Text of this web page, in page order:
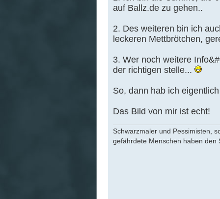
auf Ballz.de zu gehen..
2. Des weiteren bin ich
leckeren Mettbrötchen,
3. Wer noch weitere
der richtigen stelle...
So, dann hab ich
Das Bild von mir ist echt!
Schwarzmaler und Pessimisten,
gefährdete Menschen haben den